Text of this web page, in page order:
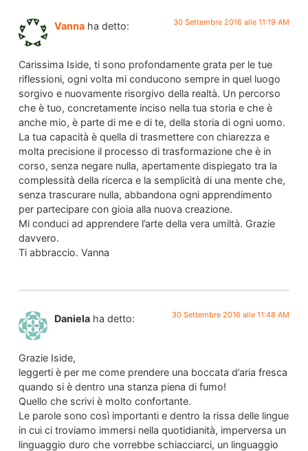
Vanna ha detto: 30 Settembre 2016 alle 11:19 AM
Carissima Iside, ti sono profondamente grata per le tue
riflessioni, ogni volta mi conducono sempre in quel luogo
sorgivo e nuovamente risorgivo della realtà. Un percorso
che è tuo, concretamente inciso nella tua storia e che è
anche mio, è parte di me e di te, della storia di ogni uomo.
La tua capacità è quella di trasmettere con chiarezza e
molta precisione il processo di trasformazione che è in
corso, senza negare nulla, apertamente dispiegato tra la
complessità della ricerca e la semplicità di una mente che,
senza trascurare nulla, abbandona ogni apprendimento
per partecipare con gioia alla nuova creazione.
Mi conduci ad apprendere l’arte della vera umiltà. Grazie
davvero.
Ti abbraccio. Vanna
Daniela ha detto: 30 Settembre 2016 alle 11:48 AM
Grazie Iside,
leggerti è per me come prendere una boccata d’aria fresca
quando si è dentro una stanza piena di fumo!
Quello che scrivi è molto confortante.
Le parole sono così importanti e dentro la rissa delle lingue
in cui ci troviamo immersi nella quotidianità, imperversa un
linguaggio duro che vorrebbe schiacciarci, un linguaggio